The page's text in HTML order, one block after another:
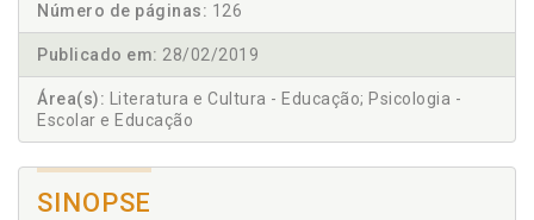
Número de páginas: 126
Publicado em: 28/02/2019
Área(s): Literatura e Cultura - Educação; Psicologia -
Escolar e Educação
SINOPSE